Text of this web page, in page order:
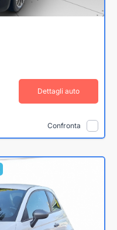
Dettagli auto
Confronta